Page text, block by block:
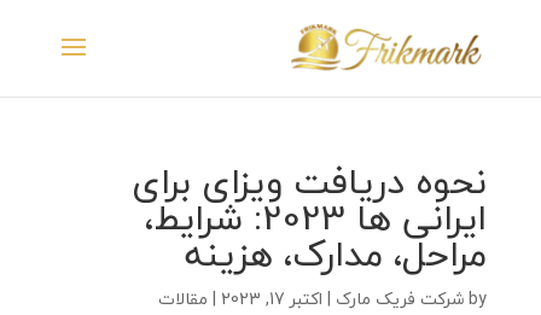
نحوه دریافت ویزای برای
ایرانی ها 2023: شرایط،
مراحل، مدارک، هزینه
byشرکت فریک مارک | اکتبر 17, 2023 | مقالات